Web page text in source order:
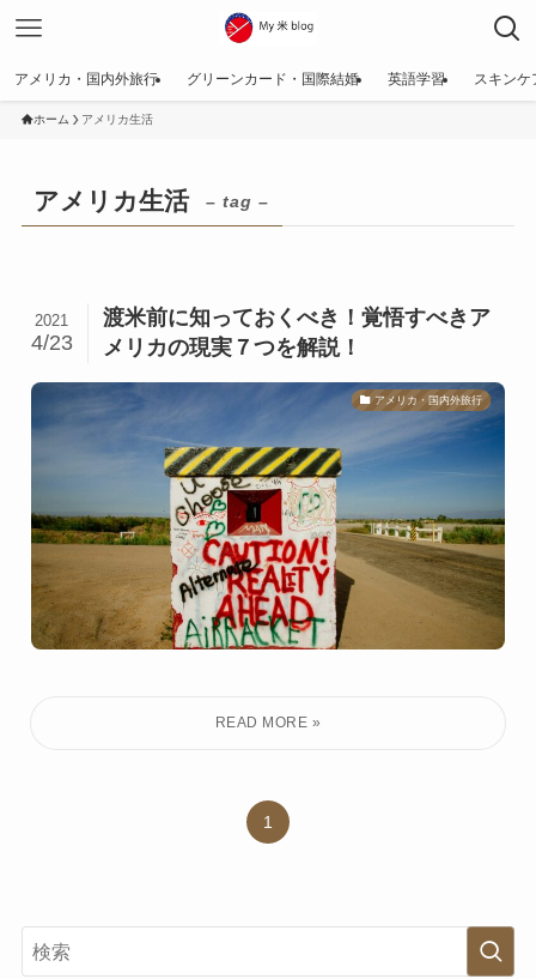
アメリカ・国内外旅行 グリーンカード・国際結婚 英語学習 スキンケ
ホーム アメリカ生活
アメリカ生活 – tag –
渡米前に知っておくべき！覚悟すべきア
メリカの現実７つを解説！
2021
4/23
アメリカ・国内外旅行
1